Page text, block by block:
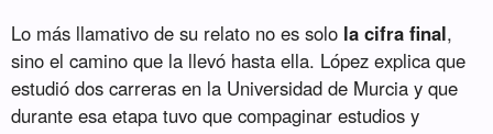
Lo más llamativo de su relato no es solo la cifra final,
sino el camino que la llevó hasta ella. López explica que
estudió dos carreras en la Universidad de Murcia y que
durante esa etapa tuvo que compaginar estudios y